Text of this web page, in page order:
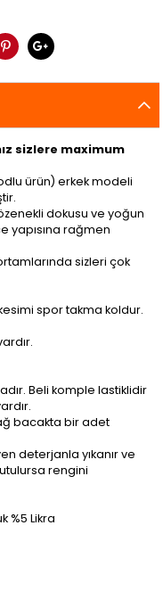
sizlere maximum
ürün) erkek modeli
dokusu ve yoğun
yapısına rağmen
sizleri çok
spor takma koldur.
Beli komple lastiklidir
bacakta bir adet
deterjanla yıkanır ve
rengini
%5 Likra